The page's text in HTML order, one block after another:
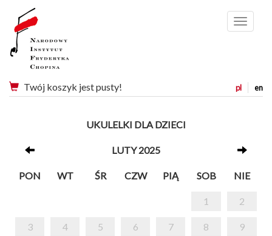
Menu
pl en
Twój koszyk jest pusty!
UKULELKI DLA DZIECI
LUTY 2025
PON WT ŚR CZW PIĄ SOB NIE
1 2
3 4 5 6 7 8 9